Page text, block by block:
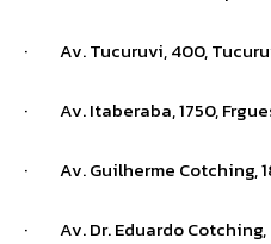
· Av. Tucuruvi, 400,
· Av. Itaberaba, 1750,
· Av. Guilherme Cotching,
· Av. Dr. Eduardo Cotching,